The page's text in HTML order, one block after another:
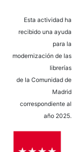
Esta actividad ha
recibido una ayuda
para la
modernización de las
librerías
de la Comunidad de
Madrid
correspondiente al
año 2025.